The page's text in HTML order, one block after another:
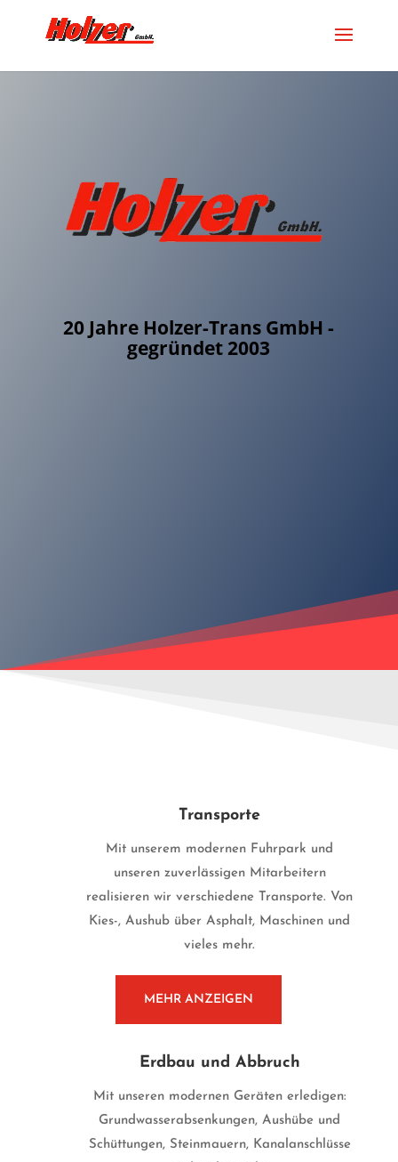
20 Jahre Holzer-Trans GmbH -
gegründet 2003
Transporte
Mit unserem modernen Fuhrpark und
unseren zuverlässigen Mitarbeitern
realisieren wir verschiedene Transporte. Von
Kies-, Aushub über Asphalt, Maschinen und
vieles mehr.
MEHR ANZEIGEN
Erdbau und Abbruch
Mit unseren modernen Geräten erledigen:
Grundwasserabsenkungen, Aushübe und
Schüttungen, Steinmauern, Kanalanschlüsse